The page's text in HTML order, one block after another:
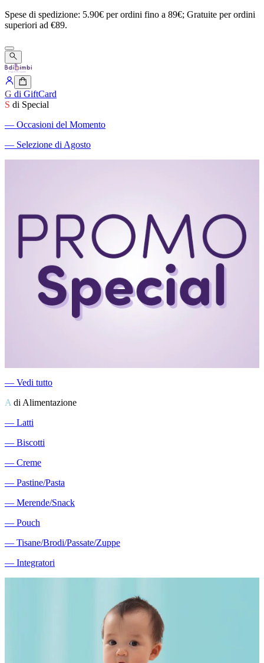
Spese di spedizione: 5.90€ perordini fino a 89€; Gratuite perordini
superiori ad €89.
G di GiftCard
S di Special
― Occasioni del Momento
― Selezione di Agosto
― Vedi tutto
A di Alimentazione
― Latti
― Biscotti
― Creme
― Pastine/Pasta
― Merende/Snack
― Pouch
― Tisane/Brodi/Passate/Zuppe
― Integratori